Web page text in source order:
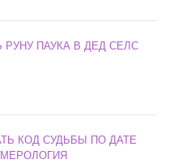
РУНУ ПАУКА В ДЕД СЕЛС
КОД СУДЬБЫ ПО ДАТЕ